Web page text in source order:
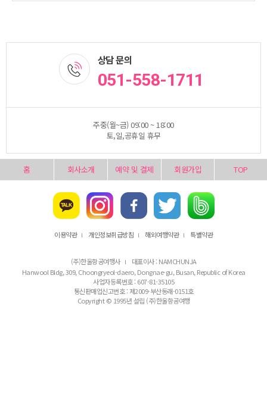
상담 문의
051-558-1711
주중(월~금) 09:00 ~ 18:00
토,일,공휴일 휴무
홈 회사소개 예약 및 결제 회원가입 TOP
이용약관 l 개인정보취급방침 l 해외여행약관 l 특별약관
(주)한울항공여행사 l
대표이사 : NAMCHUNJA
Hanwool Bldg, 309, Choongryeol-daero, Dongnae-gu, Busan, Republic of Korea
사업자등록번호 : 607-81-35105
통신판매업신고번호 : 제2009-부산동래-0151호
Copyright © 1995년 설립 (주)한울항공여행